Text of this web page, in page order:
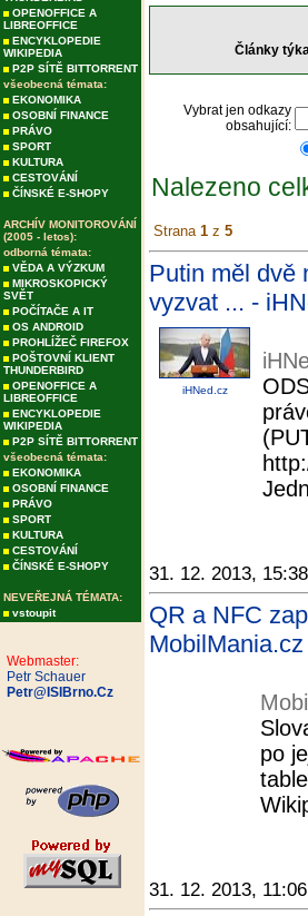
OPENOFFICE A
LIBREOFFICE
ENCYKLOPEDIE
WIKIPEDIA
P2P SÍTĚ BITTORRENT
všeobecná témata:
EKONOMIKA
OSOBNÍ FINANCE
PRÁVO
SPORT
KULTURA
CESTOVÁNÍ
ČÍNSKÉ E-SHOPY
ARCHÍV MONITOROVÁNÍ
(2005 - letos):
odborná témata:
VĚDA A VÝZKUM
MIKROSKOPICKÝ
SVĚT
POČÍTAČE A IT
OS ANDROID
PROHLÍŽEČ FIREFOX
POŠTOVNÍ KLIENT
THUNDERBIRD
OPENOFFICE A
LIBREOFFICE
ENCYKLOPEDIE
WIKIPEDIA
P2P SÍTĚ BITTORRENT
všeobecná témata:
EKONOMIKA
OSOBNÍ FINANCE
PRÁVO
SPORT
KULTURA
CESTOVÁNÍ
ČÍNSKÉ E-SHOPY
NEVEŘEJNÁ TÉMATA:
vstoupit
Webmaster:
Petr Schauer
Petr@ISIBrno.Cz
Články
Vybrat jen odkazy
obsahující:
Nalezeno
Strana 1 z 5
Putin měl dvě
vyzvat ... -
iHNed.cz
31. 12. 2013, 15:38
QR a NFC
MobilMania.cz
po
31. 12. 2013, 11:06